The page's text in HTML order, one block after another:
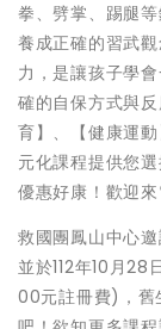
拳、劈掌、踢腿
養成正確的習武
力，是讓孩子學
確的自保方式與
育】、【健康運
元化課程提供您
優惠好康！歡迎來
救國團鳳山中心邀
並於112年10月28
00元註冊費)，舊